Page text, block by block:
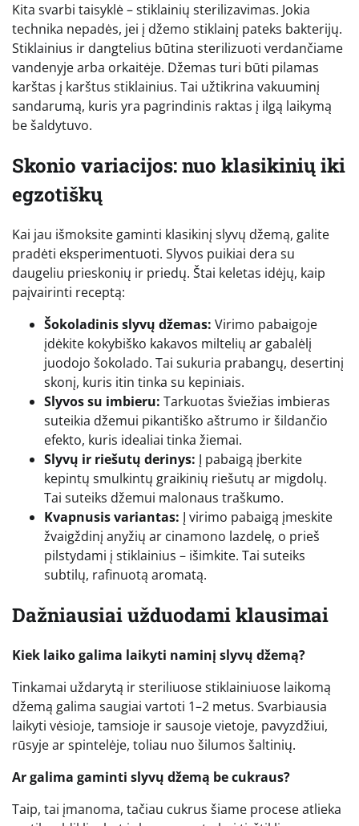
Kita svarbi taisyklė – stiklainių sterilizavimas. Jokia
technika nepadės, jei į džemo stiklainį pateks bakterijų.
Stiklainius ir dangtelius būtina sterilizuoti verdančiame
vandenyje arba orkaitėje. Džemas turi būti pilamas
karštas į karštus stiklainius. Tai užtikrina vakuuminį
sandarumą, kuris yra pagrindinis raktas į ilgą laikymą
be šaldytuvo.
Skonio variacijos: nuo klasikinių iki
egzotiškų
Kai jau išmoksite gaminti klasikinį slyvų džemą, galite
pradėti eksperimentuoti. Slyvos puikiai dera su
daugeliu prieskonių ir priedų. Štai keletas idėjų, kaip
paįvairinti receptą:
Šokoladinis slyvų džemas: Virimo pabaigoje
įdėkite kokybiško kakavos miltelių ar gabalėlį
juodojo šokolado. Tai sukuria prabangų, desertinį
skonį, kuris itin tinka su kepiniais.
Slyvos su imbieru: Tarkuotas šviežias imbieras
suteikia džemui pikantiško aštrumo ir šildančio
efekto, kuris idealiai tinka žiemai.
Slyvų ir riešutų derinys: Į pabaigą įberkite
kepintų smulkintų graikinių riešutų ar migdolų.
Tai suteiks džemui malonaus traškumo.
Kvapnusis variantas: Į virimo pabaigą įmeskite
žvaigždinį anyžių ar cinamono lazdelę, o prieš
pilstydami į stiklainius – išimkite. Tai suteiks
subtilų, rafinuotą aromatą.
Dažniausiai užduodami klausimai
Kiek laiko galima laikyti naminį slyvų džemą?
Tinkamai uždarytą ir steriliuose stiklainiuose laikomą
džemą galima saugiai vartoti 1–2 metus. Svarbiausia
laikyti vėsioje, tamsioje ir sausoje vietoje, pavyzdžiui,
rūsyje ar spintelėje, toliau nuo šilumos šaltinių.
Ar galima gaminti slyvų džemą be cukraus?
Taip, tai įmanoma, tačiau cukrus šiame procese atlieka